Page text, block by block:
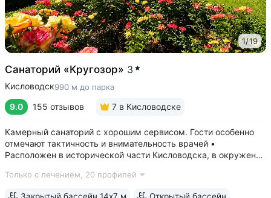
1/19
Санаторий «Кругозор» 3
Кисловодск990 м до парка
9.0 155 отзывов 7 в Кисловодске
Камерный санаторий с хорошим сервисом. Гости особенно
отмечают тактичность и внимательность врачей •
Расположен в исторической части Кисловодска, в окружении
лестницы и входа в Курортный парк • Территория 3,2 га
Только с лечением, 20 профилей
Закрытый бассейн 14х7 м Открытый бассейн